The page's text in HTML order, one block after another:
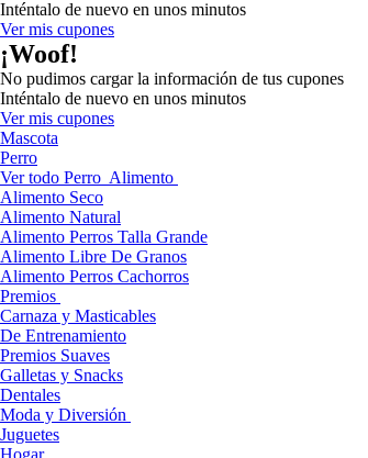
Inténtalo de nuevo en unos minutos
Ver mis cupones
¡Woof!
No pudimos cargar la información de tus cupones
Inténtalo de nuevo en unos minutos
Ver mis cupones
Mascota
Perro
Ver todo Perro Alimento
Alimento Seco
Alimento Natural
Alimento Perros Talla Grande
Alimento Libre De Granos
Alimento Perros Cachorros
Premios
Carnaza y Masticables
De Entrenamiento
Premios Suaves
Galletas y Snacks
Dentales
Moda y Diversión
Juguetes
Hogar